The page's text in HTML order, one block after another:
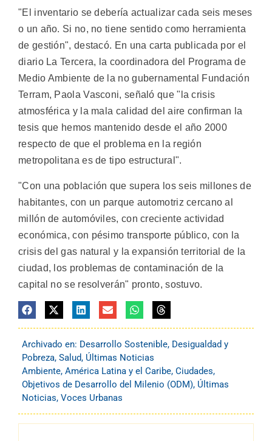
"El inventario se debería actualizar cada seis meses
o un año. Si no, no tiene sentido como herramienta
de gestión", destacó. En una carta publicada por el
diario La Tercera, la coordinadora del Programa de
Medio Ambiente de la no gubernamental Fundación
Terram, Paola Vasconi, señaló que "la crisis
atmosférica y la mala calidad del aire confirman la
tesis que hemos mantenido desde el año 2000
respecto de que el problema en la región
metropolitana es de tipo estructural".
"Con una población que supera los seis millones de
habitantes, con un parque automotriz cercano al
millón de automóviles, con creciente actividad
económica, con pésimo transporte público, con la
crisis del gas natural y la expansión territorial de la
ciudad, los problemas de contaminación de la
capital no se resolverán" pronto, sostuvo.
Archivado en: Desarrollo Sostenible, Desigualdad y
Pobreza, Salud, Últimas Noticias
Ambiente, América Latina y el Caribe, Ciudades,
Objetivos de Desarrollo del Milenio (ODM), Últimas
Noticias, Voces Urbanas